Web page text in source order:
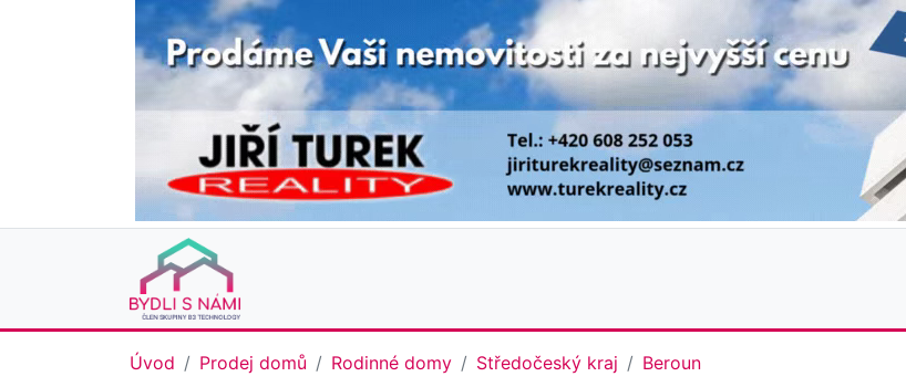
Úvod Prodej domů Rodinné domy Středočeský kraj Beroun